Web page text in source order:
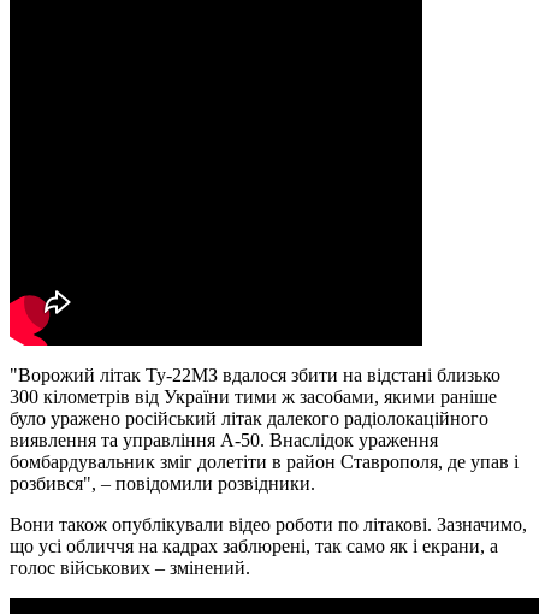
"Ворожий літак Ту-22МЗ вдалося збити на відстані близько
300 кілометрів від України тими ж засобами, якими раніше
було уражено російський літак далекого радіолокаційного
виявлення та управління А-50. Внаслідок ураження
бомбардувальник зміг долетіти в район Ставрополя, де упав і
розбився", – повідомили розвідники.
Вони також опублікували відео роботи по літакові. Зазначимо,
що усі обличчя на кадрах заблюрені, так само як і екрани, а
голос військових – змінений.